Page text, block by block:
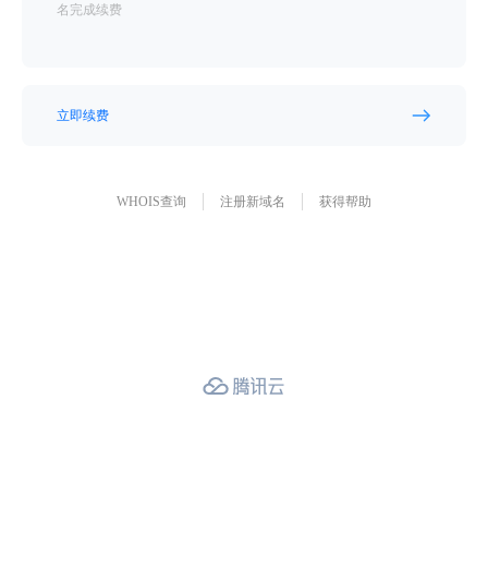
名完成续费
立即续费
WHOIS查询 注册新域名 获得帮助